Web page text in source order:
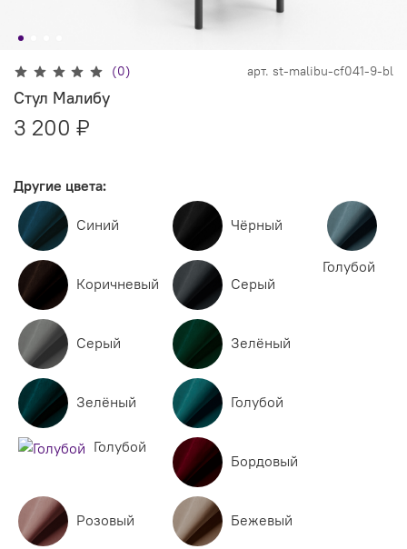
(0) арт. st-malibu-cf041-9-bl
Стул Малибу
3 200 ₽
Другие цвета:
Синий Чёрный
Коричневый Серый
Серый Зелёный
Зелёный Голубой
Голубой
Бордовый
Розовый Бежевый
Голубой